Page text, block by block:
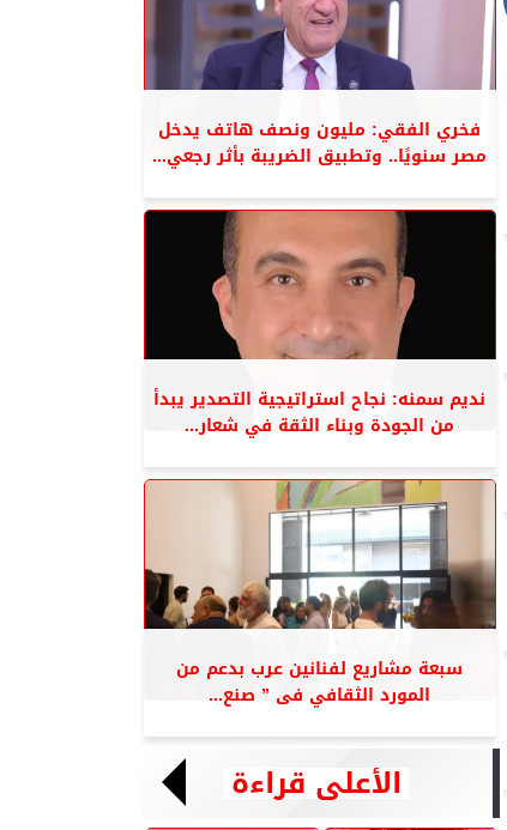
فخري الفقي: مليون ونصف هاتف يدخل
مصر سنويًا.. وتطبيق الضريبة بأثر رجعي...
نديم سمنه: نجاح استراتيجية التصدير يبدأ
من الجودة وبناء الثقة في شعار...
سبعة مشاريع لفنانين عرب بدعم من
المورد الثقافي فى ” صنع...
الأعلى قراءة